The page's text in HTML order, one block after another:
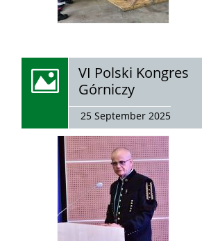
zobacz
galerię:
VI Polski Kongres
Górniczy
25 September 2025